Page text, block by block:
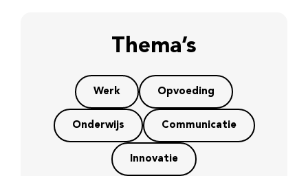
Thema’s
Werk Opvoeding
Onderwijs Communicatie
Innovatie